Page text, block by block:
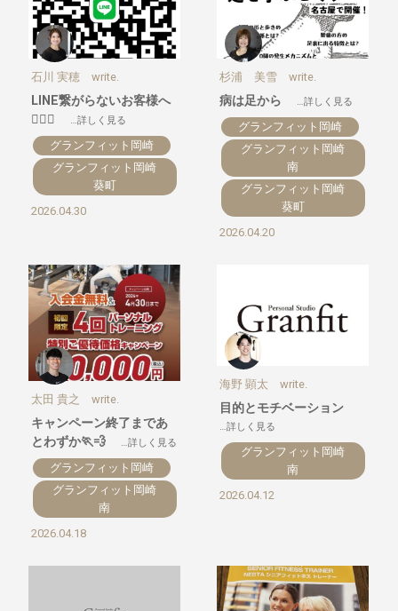
石川 実穂 write.
LINE繋がらないお客様へ
🙇🏼‍♀️
…詳しく見る
グランフィット岡崎
グランフィット岡崎
葵町
2026.04.30
杉浦 美雪 write.
病は足から …詳しく見る
グランフィット岡崎
グランフィット岡崎
南
グランフィット岡崎
葵町
2026.04.20
太田 貴之 write.
キャンペーン終了まであ
とわずか🏃💨
…詳しく見る
グランフィット岡崎
グランフィット岡崎
南
2026.04.18
海野 顕太 write.
目的とモチベーション
…詳しく見る
グランフィット岡崎
南
2026.04.12